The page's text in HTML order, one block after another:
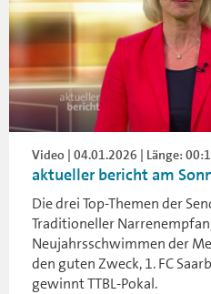
Video | 04.01.2026 | Länge:
aktueller bericht am
Die drei Top-Themen der
Traditioneller
Neujahrsschwimmen der
den guten Zweck, 1. FC
gewinnt TTBL-Pokal.